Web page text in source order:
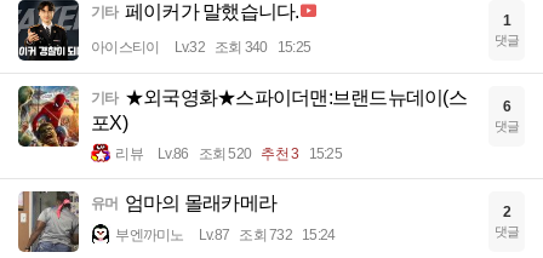
기타 페이커가 말했습니다.
아이스티이 Lv.32 조회 340 15:25
1
댓글
기타 ★외국영화★스파이더맨:브랜드뉴데이(스
포X)
리뷰 Lv.86 조회 520 추천 3 15:25
6
댓글
유머 엄마의 몰래카메라
부엔까미노 Lv.87 조회 732 15:24
2
댓글